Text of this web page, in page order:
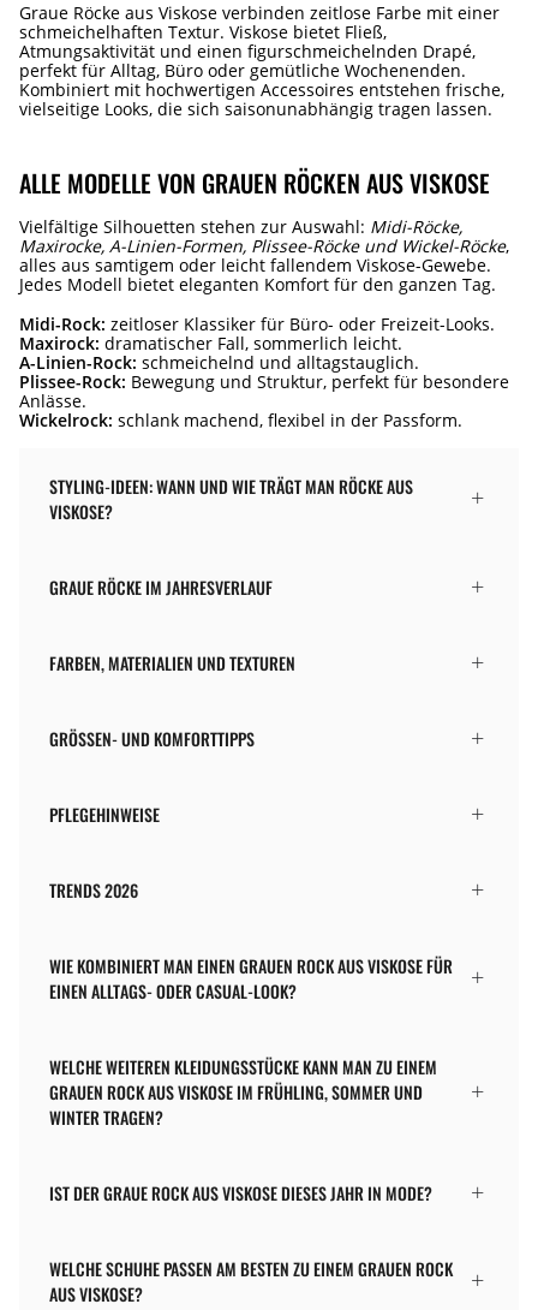
Graue Röcke aus Viskose verbinden zeitlose Farbe mit einer
schmeichelhaften Textur. Viskose bietet Fließ,
Atmungsaktivität und einen figurschmeichelnden Drapé,
perfekt für Alltag, Büro oder gemütliche Wochenenden.
Kombiniert mit hochwertigen Accessoires entstehen frische,
vielseitige Looks, die sich saisonunabhängig tragen lassen.
ALLE MODELLE VON GRAUEN RÖCKEN AUS VISKOSE
Vielfältige Silhouetten stehen zur Auswahl: Midi-Röcke,
Maxirocke, A-Linien-Formen, Plissee-Röcke und Wickel-Röcke,
alles aus samtigem oder leicht fallendem Viskose-Gewebe.
Jedes Modell bietet eleganten Komfort für den ganzen Tag.
Midi-Rock: zeitloser Klassiker für Büro- oder Freizeit-Looks.
Maxirock: dramatischer Fall, sommerlich leicht.
A-Linien-Rock: schmeichelnd und alltagstauglich.
Plissee-Rock: Bewegung und Struktur, perfekt für besondere
Anlässe.
Wickelrock: schlank machend, flexibel in der Passform.
STYLING-IDEEN: WANN UND WIE TRÄGT MAN RÖCKE AUS
VISKOSE?
GRAUE RÖCKE IM JAHRESVERLAUF
FARBEN, MATERIALIEN UND TEXTUREN
GRÖSSEN- UND KOMFORTTIPPS
PFLEGEHINWEISE
TRENDS 2026
WIE KOMBINIERT MAN EINEN GRAUEN ROCK AUS VISKOSE FÜR
EINEN ALLTAGS- ODER CASUAL-LOOK?
WELCHE WEITEREN KLEIDUNGSSTÜCKE KANN MAN ZU EINEM
GRAUEN ROCK AUS VISKOSE IM FRÜHLING, SOMMER UND
WINTER TRAGEN?
IST DER GRAUE ROCK AUS VISKOSE DIESES JAHR IN MODE?
WELCHE SCHUHE PASSEN AM BESTEN ZU EINEM GRAUEN ROCK
AUS VISKOSE?